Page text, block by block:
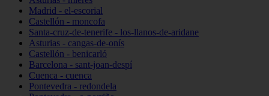
Madrid - el-escorial
Castellón - moncofa
Santa-cruz-de-tenerife - los-llanos-de-aridane
Asturias - cangas-de-onís
Castellón - benicarló
Barcelona - sant-joan-despí
Cuenca - cuenca
Pontevedra - redondela